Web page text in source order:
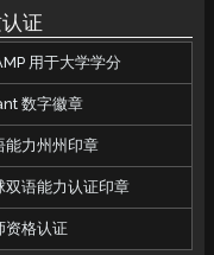
证
用于大学学分
数字徽章
能力州州印章
双语能力认证印章
资格认证